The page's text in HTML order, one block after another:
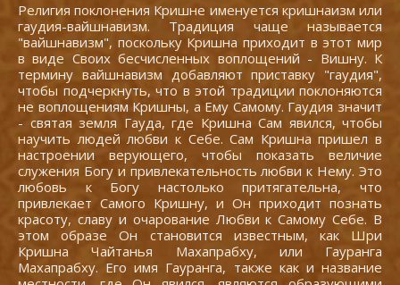
Религия поклонения Кришне именуется кришнаизм или
гаудия-вайшнавизм. Традиция чаще называется
"вайшнавизм", поскольку Кришна приходит в этот мир
в виде Своих бесчисленных воплощений - Вишну. К
термину вайшнавизм добавляют приставку "гаудия",
чтобы подчеркнуть, что в этой традиции поклоняются
не воплощениям Кришны, а Ему Самому. Гаудия значит
- святая земля Гауда, где Кришна Сам явился, чтобы
научить людей любви к Себе. Сам Кришна пришел в
настроении верующего, чтобы показать величие
служения Богу и привлекательность любви к Нему. Это
любовь к Богу настолько притягательна, что
привлекает Самого Кришну, и Он приходит познать
красоту, славу и очарование Любви к Самому Себе. В
этом образе Он становится известным, как Шри
Кришна Чайтанья Махапрабху, или Гауранга
Махапрабху. Его имя Гауранга, также как и название